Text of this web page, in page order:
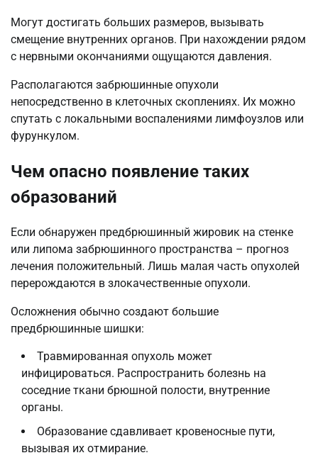
Могут достигать больших размеров, вызывать
смещение внутренних органов. При нахождении рядом
с нервными окончаниями ощущаются давления.
Располагаются забрюшинные опухоли
непосредственно в клеточных скоплениях. Их можно
спутать с локальными воспалениями лимфоузлов или
фурункулом.
Чем опасно появление таких
образований
Если обнаружен предбрюшинный жировик на стенке
или липома забрюшинного пространства – прогноз
лечения положительный. Лишь малая часть опухолей
перерождаются в злокачественные опухоли.
Осложнения обычно создают большие
предбрюшинные шишки:
Травмированная опухоль может
инфицироваться. Распространить болезнь на
соседние ткани брюшной полости, внутренние
органы.
Образование сдавливает кровеносные пути,
вызывая их отмирание.